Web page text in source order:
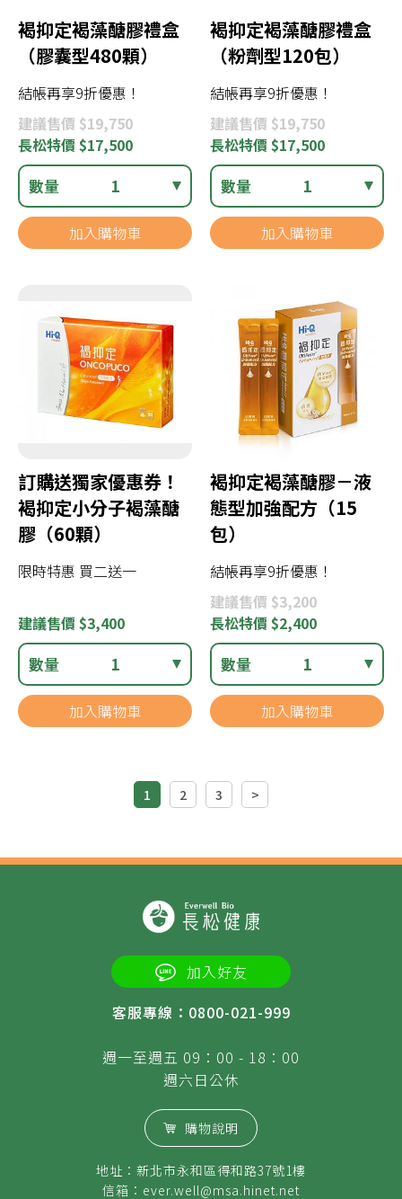
褐抑定褐藻醣膠禮盒
（膠囊型480顆）
結帳再享9折優惠！
建議售價 $19,750
長松特價 $17,500
數量 1
加入購物車
褐抑定褐藻醣膠禮盒
（粉劑型120包）
結帳再享9折優惠！
建議售價 $19,750
長松特價 $17,500
數量 1
加入購物車
訂購送獨家優惠券！
褐抑定小分子褐藻醣
膠（60顆）
限時特惠 買二送一
建議售價 $3,400
數量 1
加入購物車
褐抑定褐藻醣膠－液
態型加強配方（15
包）
結帳再享9折優惠！
建議售價 $3,200
長松特價 $2,400
數量 1
加入購物車
1 2 3 >
購物說明
地址：新北市永和區得和路37號1樓
信箱： ever.well@msa.hinet.net
加入好友
客服專線：0800-021-999
週一至週五 09：00 - 18：00
週六日公休